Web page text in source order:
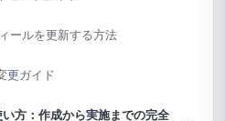
ールを更新する方法
更ガイド
方：作成から実施までの完全